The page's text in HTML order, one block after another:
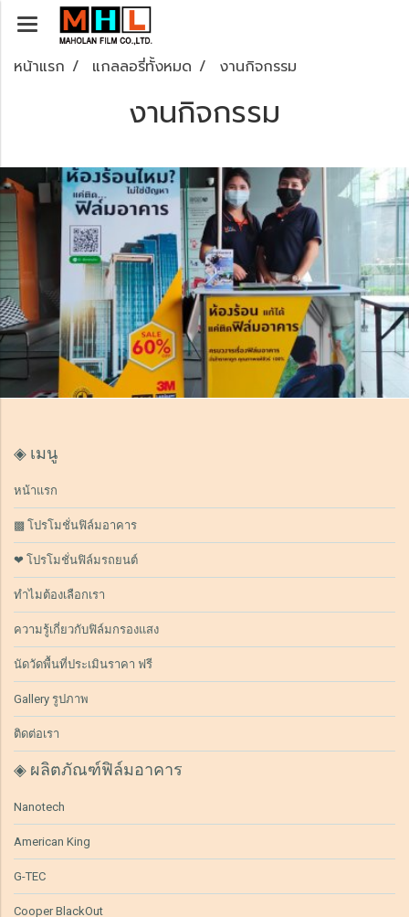
หน้าแรก แกลลอรี่ทั้งหมด งานกิจกรรม
งานกิจกรรม
◈ เมนู
หน้าแรก
▩ โปรโมชั่นฟิล์มอาคาร
❤ โปรโมชั่นฟิล์มรถยนต์
ทำไมต้องเลือกเรา
ความรู้เกี่ยวกับฟิล์มกรองแสง
นัดวัดพื้นที่ประเมินราคา ฟรี
Gallery รูปภาพ
ติดต่อเรา
◈ ผลิตภัณฑ์ฟิล์มอาคาร
Nanotech
American King
G-TEC
Cooper BlackOut